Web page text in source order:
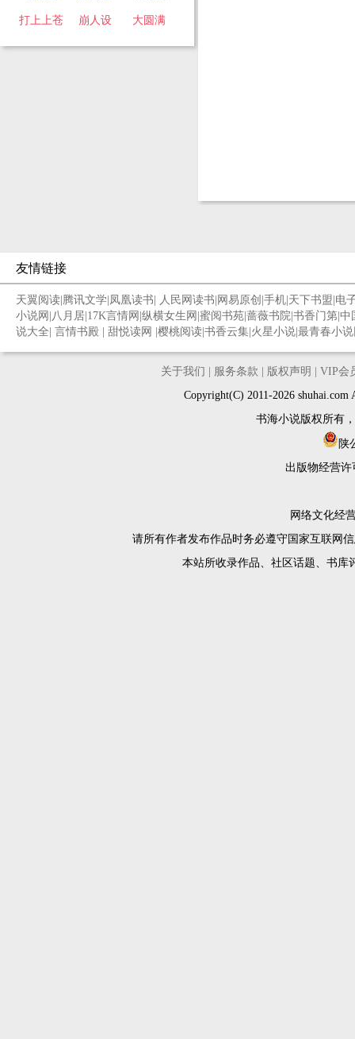
打上上苍 崩人设 大圆满
友情链接
天翼阅读 腾讯文学 凤凰读书 人民网读书 网易原创 手机 天下书盟 电
小说网 八月居 17K言情网 纵横女生网 蜜阅书苑 蔷薇书院 书香门第 中
说大全 言情书殿 甜悦读网 樱桃阅读 书香云集 火星小说 最青春小
关于我们 服务条款 版权声明
VIP会
Copyright(C) 2011-2026
书海小说版权所有
陕
出版物经营许
网络文化经
请所有作者发布作品时务必遵守国家互联网
本站所收录作品、社区话题、书库